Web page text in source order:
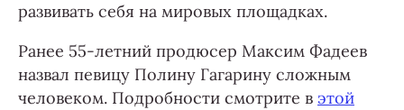
развивать себя на мировых площадках.
Ранее 55-летний продюсер Максим Фадеев
назвал певицу Полину Гагарину сложным
человеком. Подробности смотрите в этой